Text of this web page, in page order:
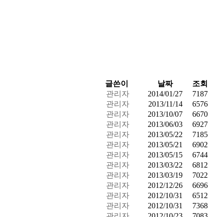
글쓴이 날짜
조회
관리자 2014/01/27
7187
관리자 2013/11/14
6576
관리자 2013/10/07
6670
관리자 2013/06/03
6927
관리자 2013/05/22
7185
관리자 2013/05/21
6902
관리자 2013/05/15
6744
관리자 2013/03/22
6812
관리자 2013/03/19
7022
관리자 2012/12/26
6696
관리자 2012/10/31
6512
관리자 2012/10/31
7368